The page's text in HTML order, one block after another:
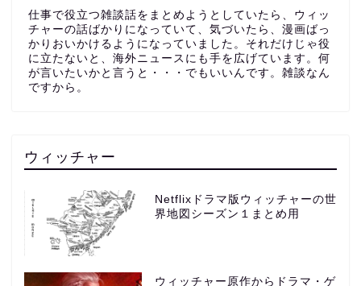
仕事で役立つ雑談話をまとめようとしていたら、ウィッ
チャーの話ばかりになっていて、気づいたら、漫画ばっ
かりおいかけるようになっていました。それだけじゃ役
に立たないと、海外ニュースにも手を広げています。何
が言いたいかと言うと・・・でもいいんです。雑談なん
ですから。
ウィッチャー
Netflixドラマ版ウィッチャーの世
界地図シーズン１まとめ用
ウィッチャー原作からドラマ・ゲ